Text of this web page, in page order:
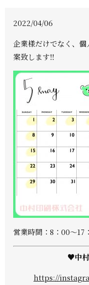
2022/04/06
企業様だけでなく、
案致します‼
営業時間：8：00～17
♥中
https://